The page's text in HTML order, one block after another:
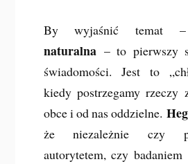
By wyjaśnić
naturalna– to pierwszy
świadomości. Jest to
kiedy postrzegamy rzeczy
obce i od nas oddzielne.
że niezależnie czy
autorytetem, czy badaniem